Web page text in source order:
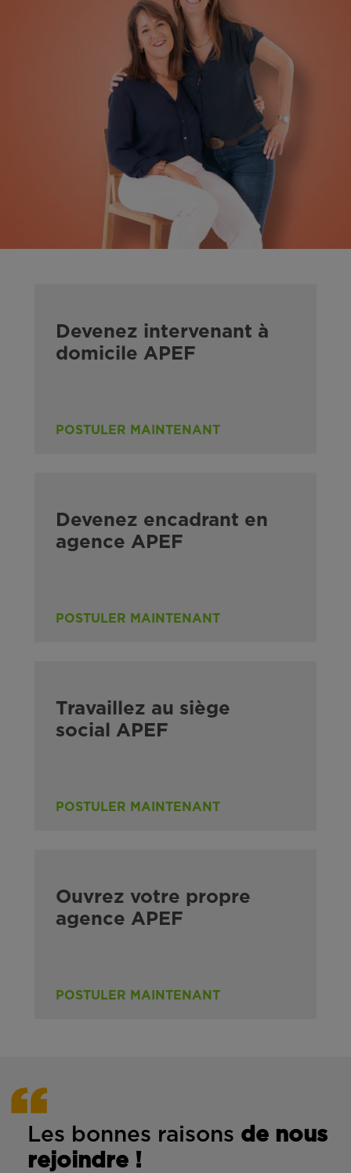
Devenez intervenant à
domicile APEF
POSTULER MAINTENANT
Devenez encadrant en
agence APEF
POSTULER MAINTENANT
Travaillez au siège
social APEF
POSTULER MAINTENANT
Ouvrez votre propre
agence APEF
POSTULER MAINTENANT
Les bonnes raisons de nous
rejoindre !